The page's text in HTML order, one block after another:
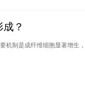
？
机制是成纤维细胞显著增生